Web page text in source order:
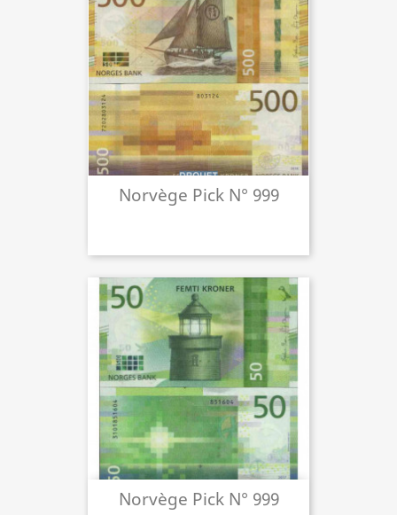
Norvège Pick N° 999
Norvège Pick N° 999